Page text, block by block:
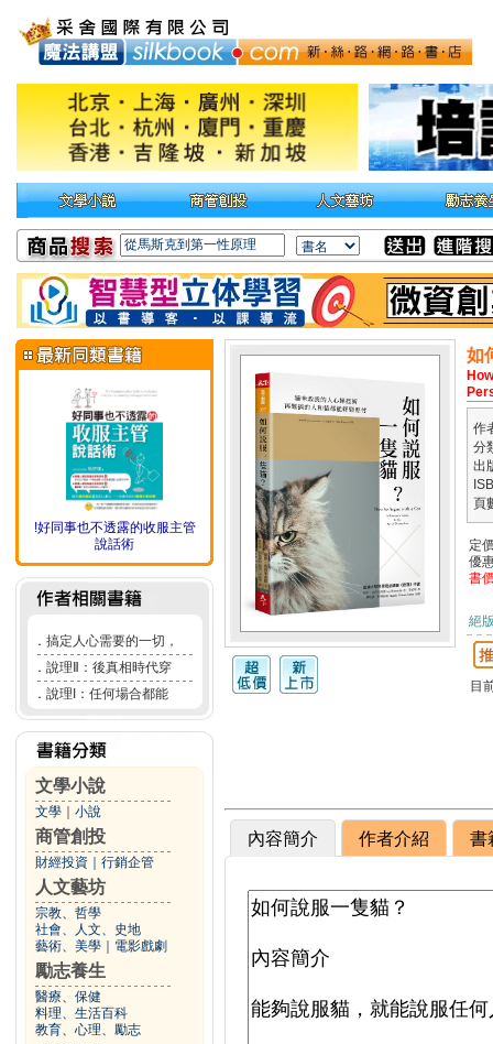
!好同事也不透露的收服主管
說話術
． 搞定人心需要的一切，
． 說理Ⅱ：後真相時代穿
． 說理I：任何場合都能
文學小說
文學 小說
商管創投
財經投資 行銷企管
人文藝坊
宗教、哲學
社會、人文、史地
藝術、美學
電影戲劇
勵志養生
醫療、保健
料理、生活百科
教育、心理、勵志
如
作
分
出
頁
定
優
書
絕
目
內容簡介 作者介紹 書